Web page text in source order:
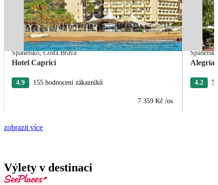
Španělsko,Costa Brava
Hotel Caprici
4.9 155 hodnocení zákazníků
7 359 Kč /os.
Španělsko
Alegría
4.2 5
zobrazit více
Výlety v destinaci